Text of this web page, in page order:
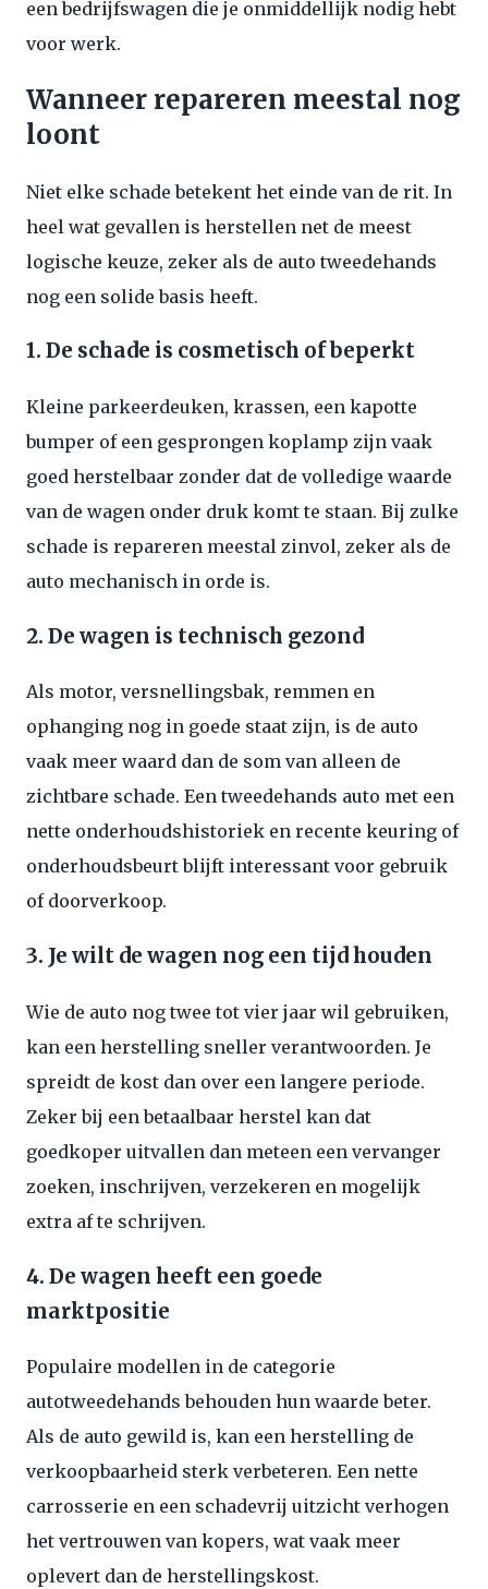
een bedrijfswagen die je onmiddellijk nodig hebt
voor werk.
Wanneer repareren meestal nog
loont
Niet elke schade betekent het einde van de rit. In
heel wat gevallen is herstellen net de meest
logische keuze, zeker als de auto tweedehands
nog een solide basis heeft.
1. De schade is cosmetisch of beperkt
Kleine parkeerdeuken, krassen, een kapotte
bumper of een gesprongen koplamp zijn vaak
goed herstelbaar zonder dat de volledige waarde
van de wagen onder druk komt te staan. Bij zulke
schade is repareren meestal zinvol, zeker als de
auto mechanisch in orde is.
2. De wagen is technisch gezond
Als motor, versnellingsbak, remmen en
ophanging nog in goede staat zijn, is de auto
vaak meer waard dan de som van alleen de
zichtbare schade. Een tweedehands auto met een
nette onderhoudshistoriek en recente keuring of
onderhoudsbeurt blijft interessant voor gebruik
of doorverkoop.
3. Je wilt de wagen nog een tijd houden
Wie de auto nog twee tot vier jaar wil gebruiken,
kan een herstelling sneller verantwoorden. Je
spreidt de kost dan over een langere periode.
Zeker bij een betaalbaar herstel kan dat
goedkoper uitvallen dan meteen een vervanger
zoeken, inschrijven, verzekeren en mogelijk
extra af te schrijven.
4. De wagen heeft een goede
marktpositie
Populaire modellen in de categorie
autotweedehands behouden hun waarde beter.
Als de auto gewild is, kan een herstelling de
verkoopbaarheid sterk verbeteren. Een nette
carrosserie en een schadevrij uitzicht verhogen
het vertrouwen van kopers, wat vaak meer
oplevert dan de herstellingskost.